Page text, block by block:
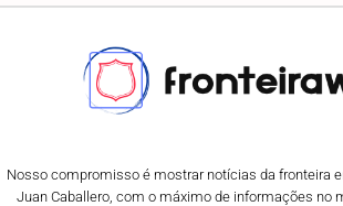
Nosso compromisso é mostrar notícias da fronteira
Juan Caballero, com o máximo de informações no